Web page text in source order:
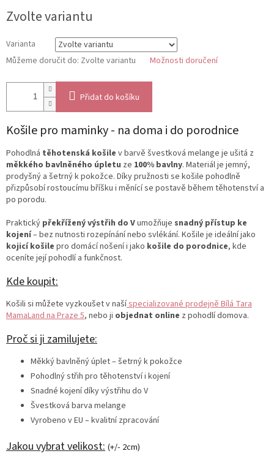
cena:
Zvolte variantu
Varianta
Můžeme doručit do: Zvolte variantu Možnosti doručení
Přidat do košíku
Košile pro maminky - na doma i do porodnice
Pohodlná těhotenská košile v barvě švestková melange je ušitá z
měkkého bavlněného úpletu ze 100% bavlny. Materiál je jemný,
prodyšný a šetrný k pokožce. Díky pružnosti se košile pohodlně
přizpůsobí rostoucímu bříšku i měnící se postavě během těhotenství a
po porodu.
Praktický překřížený výstřih do Vumožňuje snadný přístup ke
kojení– bez nutnosti rozepínání nebo svlékání. Košile je ideální jako
kojicí košile pro domácí nošení i jako košile do porodnice, kde
oceníte její pohodlí a funkčnost.
Kde koupit:
Košili si můžete vyzkoušet v našíspecializované prodejně Bílá Tara
MamaLand na Praze 5, nebo ji objednat online z pohodlí domova.
Proč si ji zamilujete:
Měkký bavlněný úplet – šetrný k pokožce
Pohodlný střih pro těhotenství i kojení
Snadné kojení díky výstřihu do V
Švestková barva melange
Vyrobeno v EU – kvalitní zpracování
Jakou vybrat velikost: (+/- 2cm)